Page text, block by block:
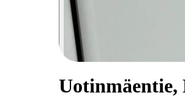
Uotinmäentie,